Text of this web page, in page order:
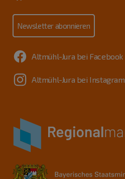
Newsletter abonnieren
Altmühl-Jura bei Facebook
Altmühl-Jura bei Instagram